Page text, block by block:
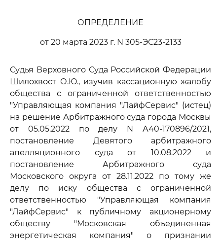
ОПРЕДЕЛЕНИЕ
от 20 марта 2023 г. N 305-ЭС23-2133
Судья Верховного Суда Российской Федерации
Шилохвост О.Ю., изучив кассационную жалобу
общества с ограниченной ответственностью
"Управляющая компания "ЛайфСервис" (истец)
на решение Арбитражного суда города Москвы
от 05.05.2022 по делу N А40-170896/2021,
постановление Девятого арбитражного
апелляционного суда от 10.08.2022 и
постановление Арбитражного суда
Московского округа от 28.11.2022 по тому же
делу по иску общества с ограниченной
ответственностью "Управляющая компания
"ЛайфСервис" к публичному акционерному
обществу "Московская объединенная
энергетическая компания" о признании